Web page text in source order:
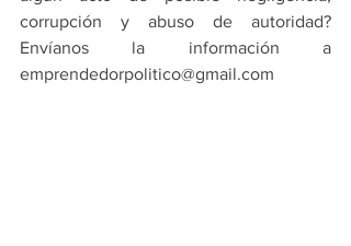
corrupción y abuso de autoridad?
Envíanos la información a
emprendedorpolitico@gmail.com